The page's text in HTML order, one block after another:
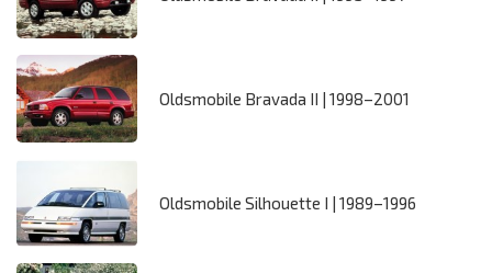
Oldsmobile Bravada II | 1998–2001
Oldsmobile Silhouette I | 1989–1996